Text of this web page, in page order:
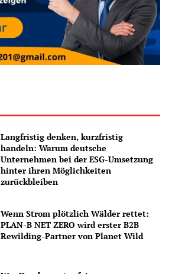
Langfristig denken, kurzfristig
handeln: Warum deutsche
Unternehmen bei der ESG-Umsetzung
hinter ihren Möglichkeiten
zurückbleiben
Wenn Strom plötzlich Wälder rettet:
PLAN-B NET ZERO wird erster B2B
Rewilding-Partner von Planet Wild